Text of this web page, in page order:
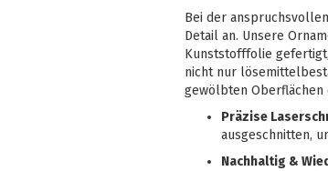
Bei der
Detail an. Unsere
Kunststofffolie
nicht nur
gewölbten
Präzise
ausgeschnitten,
Nachhaltig &